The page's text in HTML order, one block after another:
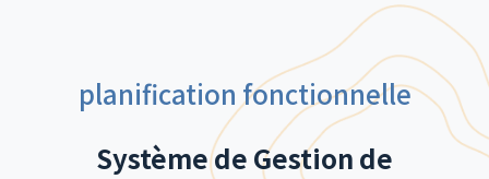
planification fonctionnelle
Système de Gestion de